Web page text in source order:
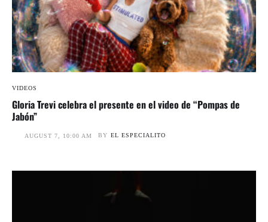
VIDEOS
Gloria Trevi celebra el presente en el video de “Pompas de
Jabón”
AUGUST 7, 10:00 AM BY EL ESPECIALITO